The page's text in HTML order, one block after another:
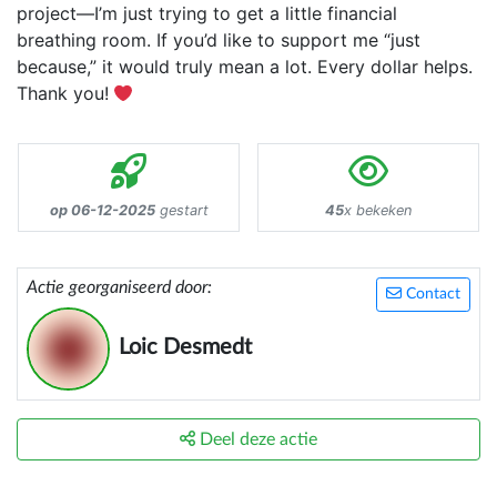
project—I’m just trying to get a little financial
breathing room. If you’d like to support me “just
because,” it would truly mean a lot. Every dollar helps.
Thank you!
op 06-12-2025gestart 45x bekeken
Contact
Actie georganiseerd door:
Loic Desmedt
Deel deze actie